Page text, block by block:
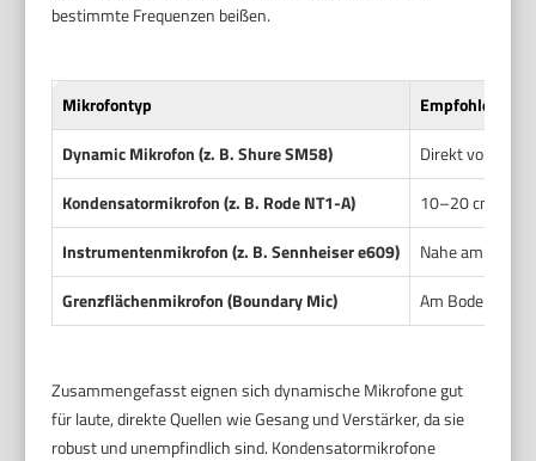
bestimmte Frequenzen beißen.
Mikrofontyp
Empfohlene
Dynamic Mikrofon (z. B. Shure SM58)
Direkt vor
Kondensatormikrofon (z. B. Rode NT1-A)
10–20 cm
Instrumentenmikrofon (z. B. Sennheiser e609)
Nahe am
Grenzflächenmikrofon (Boundary Mic)
Am Boden oder
Zusammengefasst eignen sich dynamische Mikrofone gut
für laute, direkte Quellen wie Gesang und Verstärker, da sie
robust und unempfindlich sind. Kondensatormikrofone